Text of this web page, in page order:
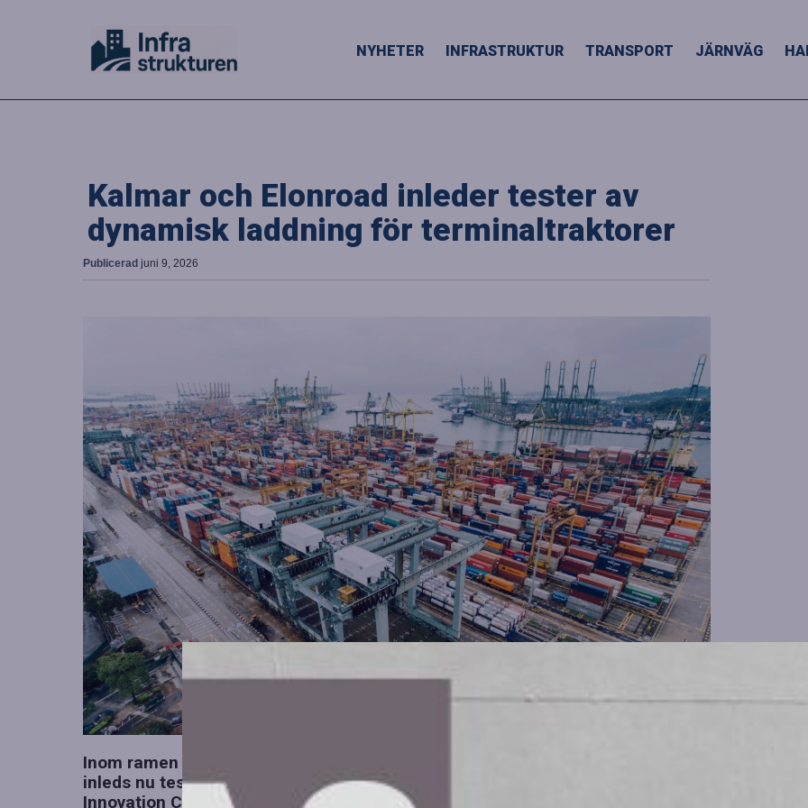
NYHETER INFRASTRUKTUR TRANSPORT JÄRNVÄG
Kalmar och Elonroad inleder tester av
dynamisk laddning för terminaltraktorer
Publicerad juni 9, 2026
Inom ramen för Energimyndighetens initiativ för elektrifiering av hamnar
inleds nu tester av ett nytt fordon på Elonroads laddningssystem vid Kalmar
Innovation Center i Ljungby. Projektet, som ska avslutas i juni 2026, kommer